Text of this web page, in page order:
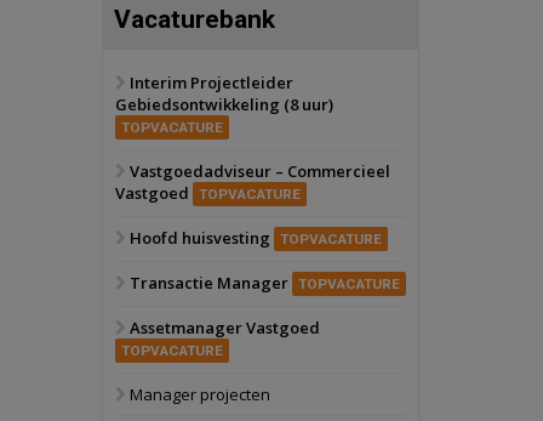
Zwanenburg
6 oktober 2026
Oranje
28 september 2026
bedrijventerrein
Vacaturebank
Interim Projectleider
Gebiedsontwikkeling (8 uur)
TOPVACATURE
Vastgoedadviseur – Commercieel
Vastgoed
TOPVACATURE
Hoofd huisvesting TOPVACATURE
Transactie Manager TOPVACATURE
Assetmanager Vastgoed
TOPVACATURE
Manager projecten